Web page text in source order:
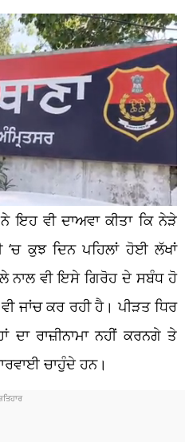
ਵੀ ਦਾਅਵਾ ਕੀਤਾ ਕਿ ਨੇੜੇ
ਕੁਝ ਦਿਨ ਪਹਿਲਾਂ ਹੋਈ ਲੱਖਾਂ
ਨਾਲ ਵੀ ਇਸੇ ਗਿਰੋਹ ਦੇ ਸਬੰਧ ਹੋ
ਜਾਂਚ ਕਰ ਰਹੀ ਹੈ। ਪੀੜਤ ਧਿਰ
ਦਾ ਰਾਜ਼ੀਨਾਮਾ ਨਹੀਂ ਕਰਨਗੇ ਤੇ
ਚਾਹੁੰਦੇ ਹਨ।